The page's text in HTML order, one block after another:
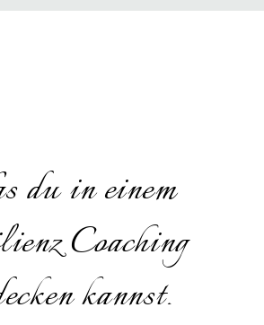
du in einem
Coaching
kannst.